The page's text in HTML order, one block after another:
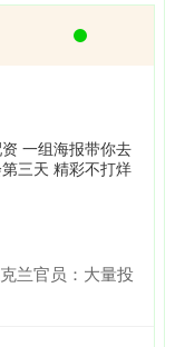
一组海报带你去
三天 精彩不打烊
兰官员：大量投